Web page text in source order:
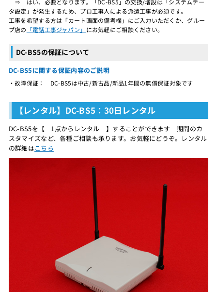
タ設定」が発生するため、プロ工事人による派遣工事が必須です。
工事を希望する方は「カート画面の備考欄」にご入力いただくか、グルー
プ店の 「電話工事ジャパン」 にお気軽にご相談ください。
DC-BS5の保証について
DC-BS5に関する保証内容のご説明
・故障保証： DC-BS5は中古/新古品/新品1年間の無償保証対象です
【レンタル】DC-BS5：30日レンタル
DC-BS5を【 1点からレンタル 】することができます 期間のカ
スタマイズなど、各種ご相談も承ります。お気軽にどうぞ。レンタル
の詳細はこちら